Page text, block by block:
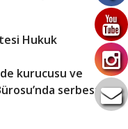
Hukuk
kurucusu ve
serbest